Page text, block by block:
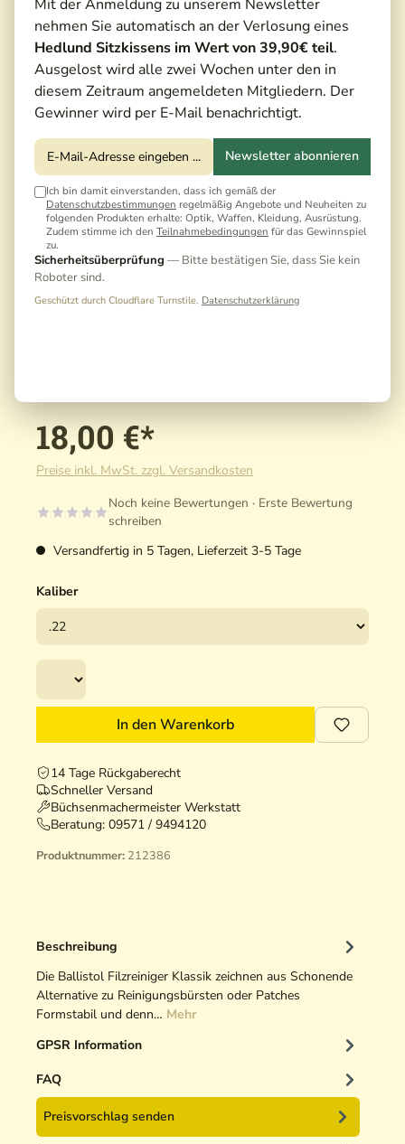
Mit der Anmeldung zu unserem Newsletter
nehmen Sie automatisch an der Verlosung eines
Hedlund Sitzkissens im Wert von 39,90€ teil.
Ausgelost wird alle zwei Wochen unter den in
diesem Zeitraum angemeldeten Mitgliedern. Der
Gewinner wird per E-Mail benachrichtigt.
Newsletter abonnieren
Ich bin damit einverstanden, dass ich gemäß der
Datenschutzbestimmungen regelmäßig Angebote und Neuheiten zu
folgenden Produkten erhalte: Optik, Waffen, Kleidung, Ausrüstung.
Zudem stimme ich den Teilnahmebedingungen für das Gewinnspiel
zu.
Sicherheitsüberprüfung — Bitte bestätigen Sie, dass Sie kein
Roboter sind.
Geschützt durch Cloudflare Turnstile. Datenschutzerklärung
18,00 €*
Preise inkl. MwSt. zzgl. Versandkosten
Noch keine Bewertungen · Erste Bewertung
schreiben
Versandfertig in 5 Tagen, Lieferzeit 3-5 Tage
Kaliber
In den Warenkorb
14 Tage Rückgaberecht
Schneller Versand
Büchsenmachermeister Werkstatt
Beratung: 09571 / 9494120
Produktnummer: 212386
Beschreibung
Die Ballistol Filzreiniger Klassik zeichnen aus Schonende
Alternative zu Reinigungsbürsten oder Patches
Formstabil und denn… Mehr
GPSR Information
FAQ
Preisvorschlag senden